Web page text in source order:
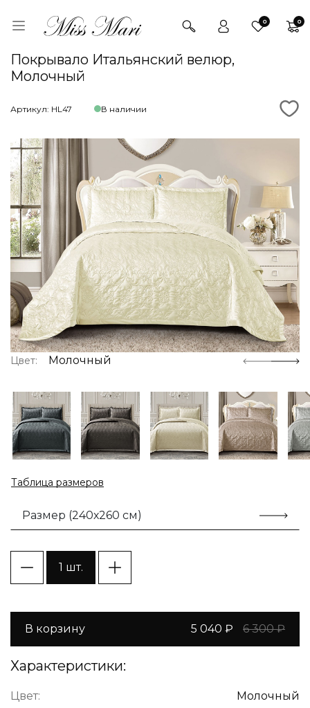
0 0
Покрывало Итальянский велюр,
Молочный
Артикул: HL47 В наличии
Цвет: Молочный
Таблица размеров
Размер (240х260 см)
1 шт.
В корзину 5 040 ₽ 6 300 ₽
Характеристики:
Цвет:
Молочный